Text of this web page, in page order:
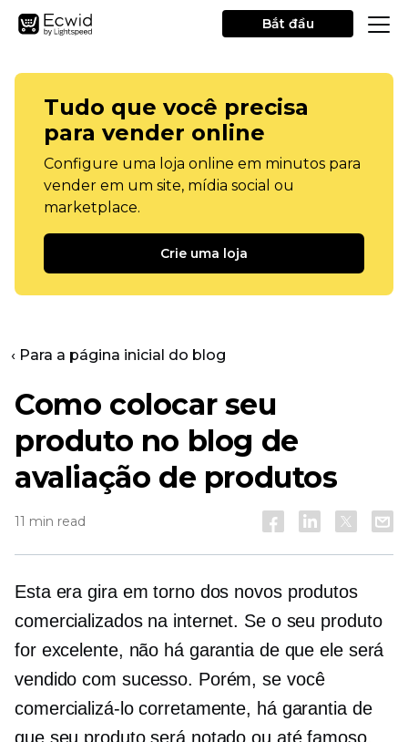
Bắt đầu
Tudo que você precisa
para vender online
Configure uma loja online em minutos para
vender em um site, mídia social ou
marketplace.
Crie uma loja
‹ Para a página inicial do blog
Como colocar seu
produto no blog de
avaliação de produtos
11 min read
Esta era gira em torno dos novos produtos
comercializados na internet. Se o seu produto
for excelente, não há garantia de que ele será
vendido com sucesso. Porém, se você
comercializá-lo corretamente, há garantia de
que seu produto será notado ou até famoso.